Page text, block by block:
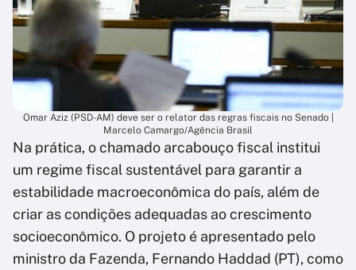
Omar Aziz (PSD-AM) deve ser o relator das regras fiscais no Senado |
Marcelo Camargo/Agência Brasil
Na prática, o chamado arcabouço fiscal institui
um regime fiscal sustentável para garantir a
estabilidade macroeconômica do país, além de
criar as condições adequadas ao crescimento
socioeconômico. O projeto é apresentado pelo
ministro da Fazenda, Fernando Haddad (PT), como